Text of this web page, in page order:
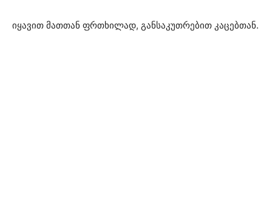
იყავით მათთან ფრთხილად, განსაკუთრებით კაცებთან.